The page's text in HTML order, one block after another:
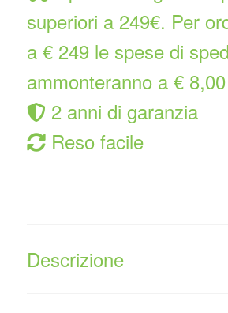
superiori a 249€. Per
a € 249 le spese di
ammonteranno a € 8,00
2 anni di garanzia
Reso facile
Descrizione